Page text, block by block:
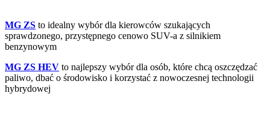
MG ZS to idealny wybór dla kierowców szukających
sprawdzonego, przystępnego cenowo SUV-a z silnikiem
benzynowym
MG ZS HEV to najlepszy wybór dla osób, które chcą oszczędzać
paliwo, dbać o środowisko i korzystać z nowoczesnej technologii
hybrydowej